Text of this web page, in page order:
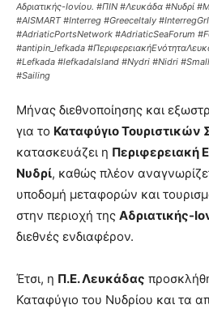
Αδριατικής-Ιονίου. #ΠΙΝ #Λευκάδα #Νυδρί
#AISMART #Interreg #GreeceItaly
#AdriaticPortsNetwork #AdriaticSeaForum
#antipin_lefkada
#Lefkada #lefkadaIsland #Nydri #Nidri
#Sailing
Μήνας διεθνοποίησης και
για το Καταφύγιο
κατασκευάζει η Περιφερειακή
Νυδρί, καθώς πλέον
υποδομή μεταφορών και
στην περιοχή της Αδριατικής-
διεθνές ενδιαφέρον.
Έτσι, η Π.Ε. Λευκάδας
Καταφύγιο του Νυδρίου και τα